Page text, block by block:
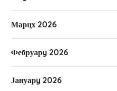
Марцх 2026
Фебруарy 2026
Јануарy 2026